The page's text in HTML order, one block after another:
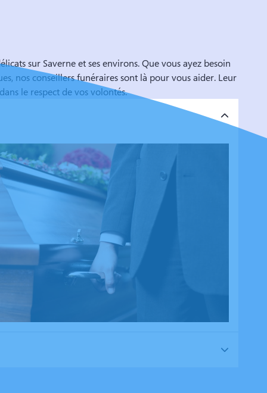
tragédie
bien en
sur Saverne et ses environs. Que vous ayez besoin
nos conseillers funéraires sont là pour vous aider. Leur
le respect de vos volontés.